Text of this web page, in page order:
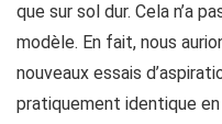
que sur sol dur. Cela n’a
modèle. En fait, nous
nouveaux essais
pratiquement identique